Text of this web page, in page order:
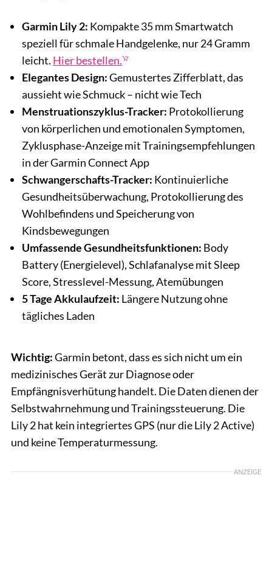
Garmin Lily 2: Kompakte 35 mm Smartwatch
speziell für schmale Handgelenke, nur 24 Gramm
leicht. Hier bestellen.
Elegantes Design:Gemustertes Zifferblatt, das
aussieht wie Schmuck – nicht wie Tech
Menstruationszyklus-Tracker: Protokollierung
von körperlichen und emotionalen Symptomen,
Zyklusphase-Anzeige mit Trainingsempfehlungen
in der Garmin Connect App
Schwangerschafts-Tracker: Kontinuierliche
Gesundheitsüberwachung, Protokollierung des
Wohlbefindens und Speicherung von
Kindsbewegungen
Umfassende Gesundheitsfunktionen: Body
Battery (Energielevel), Schlafanalyse mit Sleep
Score, Stresslevel-Messung, Atemübungen
5 Tage Akkulaufzeit: Längere Nutzung ohne
tägliches Laden
Wichtig:Garmin betont, dass es sich nicht um ein
medizinisches Gerät zur Diagnose oder
Empfängnisverhütung handelt. Die Daten dienen der
Selbstwahrnehmung und Trainingssteuerung. Die
Lily 2 hat kein integriertes GPS (nur die Lily 2 Active)
und keine Temperaturmessung.
ANZEIGE